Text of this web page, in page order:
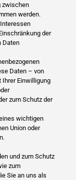
zwischen
werden.
der
Daten
Daten – von
Ihrer Einwilligung
zum Schutz der
wichtigen
Union oder
und zum Schutz
zum
Sie an uns als